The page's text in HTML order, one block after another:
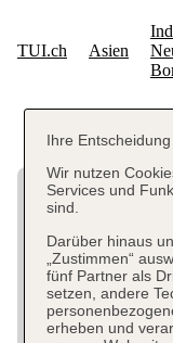
Ihre
Wir nutzen
Services und
sind.
Darüber hinaus
„Zustimmen“
fünf Partner als
setzen, andere
erheben und